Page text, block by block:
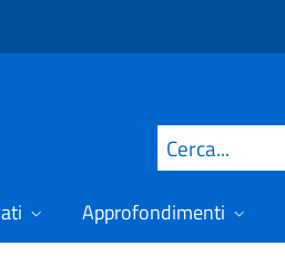
Cerca
Approfondimenti